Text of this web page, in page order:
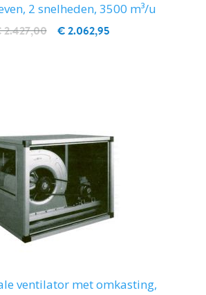
2 snelheden, 3500 m³/u
€ 2.062,95
ventilator met omkasting,